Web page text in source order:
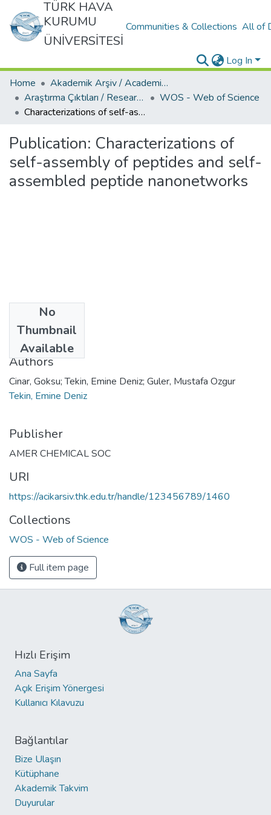
TÜRK HAVA
KURUMU
ÜNİVERSİTESİ
Communities & Collections All of
Log In
Home
Akademik Arşiv / Academic Archive
Araştırma Çıktıları / Research Outcomes
WOS - Web of Science
Characterizations of self-assembly of peptides and self-assembled peptide nanonetworks
Publication: Characterizations of
self-assembly of peptides and self-
assembled peptide nanonetworks
No
Thumbnail
Available
2014
Authors
Cinar, Goksu; Tekin, Emine Deniz; Guler, Mustafa Ozgur
Tekin, Emine Deniz
Publisher
AMER CHEMICAL SOC
URI
https://acikarsiv.thk.edu.tr/handle/123456789/1460
Collections
WOS - Web of Science
Full item page
Hızlı Erişim
Ana Sayfa
Açık Erişim Yönergesi
Kullanıcı Kılavuzu
Bağlantılar
Bize Ulaşın
Kütüphane
Akademik Takvim
Duyurular